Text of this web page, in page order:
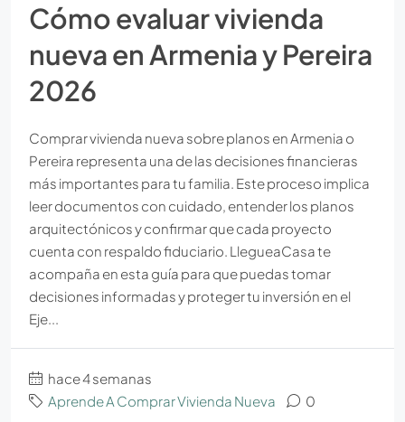
Cómo evaluar vivienda
nueva en Armenia y Pereira
2026
Comprar vivienda nueva sobre planos en Armenia o
Pereira representa una de las decisiones financieras
más importantes para tu familia. Este proceso implica
leer documentos con cuidado, entender los planos
arquitectónicos y confirmar que cada proyecto
cuenta con respaldo fiduciario. LlegueaCasa te
acompaña en esta guía para que puedas tomar
decisiones informadas y proteger tu inversión en el
Eje...
hace 4 semanas
Aprende A Comprar Vivienda Nueva
0